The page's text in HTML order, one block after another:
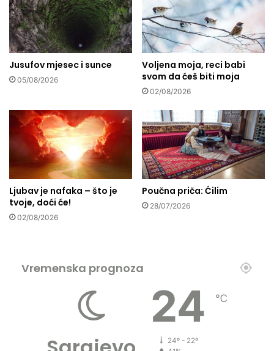
s
p
a
s
a
V
O
o
k
l
a
n
j
u
c
i
j
s
k
Jusufov mjesec i sunce
05/08/2026
Voljena moja, reci babi
svom da ćeš biti moja
02/08/2026
Ljubav je nafaka – što je
tvoje, doći će!
02/08/2026
Poučna priča: Ćilim
28/07/2026
Vremenska prognoza
24 ℃
24º - 22º